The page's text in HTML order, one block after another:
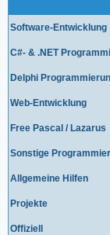
Software-Entwicklung
C#- & .NET
Delphi
Web-Entwicklung
Free Pascal / Lazarus
Sonstige
Allgemeine Hilfen
Projekte
Offiziell